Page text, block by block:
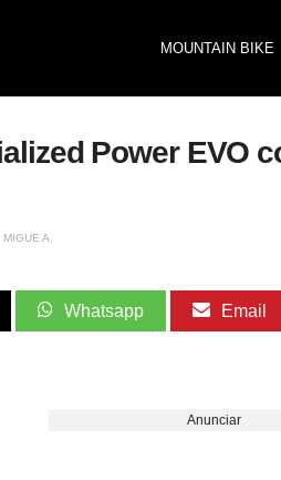
MOUNTAIN BIKE
Power EVO
MIGUE A.
Whatsapp Email
Anunciar